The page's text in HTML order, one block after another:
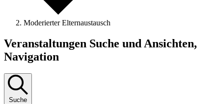
Moderierter Elternaustausch
Veranstaltungen
für
Juni
2024
Veranstaltungen Suche und Ansichten,
Navigation
Suche